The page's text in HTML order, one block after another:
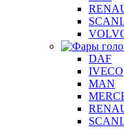
DAF
IVECO
MAN